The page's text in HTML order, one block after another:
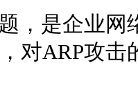
，是企业
对ARP攻